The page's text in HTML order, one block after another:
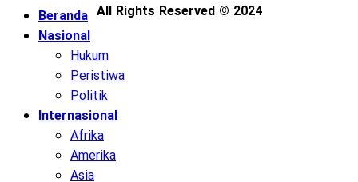
All Rights Reserved © 2024
Beranda
Nasional
Hukum
Peristiwa
Politik
Internasional
Afrika
Amerika
Asia